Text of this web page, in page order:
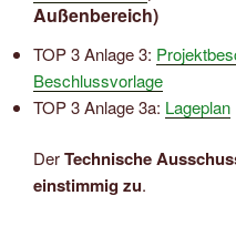
Außenbereich)
TOP 3 Anlage 3:
Beschlussvorlage
TOP 3 Anlage 3a: Lageplan
DerTechnische
einstimmig zu.